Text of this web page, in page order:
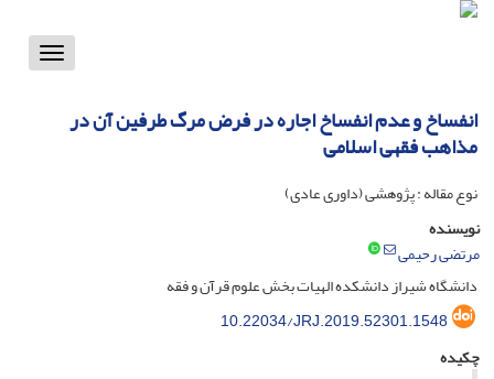
Toggle
انفساخ و عدم انفساخ اجاره در فرض مرگ طرفین آن در
مذاهب فقهی اسلامی
نوع مقاله : پژوهشی (داوری عادی)
نویسنده
مرتضی رحیمی
دانشگاه شیراز دانشکده الهیات بخش علوم قرآن و فقه
10.22034/JRJ.2019.52301.1548
چکیده